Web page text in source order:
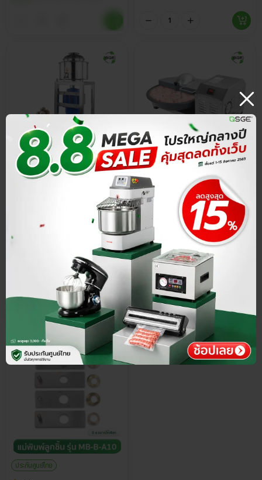
ประกันศูนย์ไทย
ส่วนลด 15%
เครื่องสับผสม เครื่องสับหมู
อุตสาหกรรม โถผสม 18, 24 ซม.
สแตนเลส 304 บดสับละเอียด
ผสมเนื้อเป็นอีมัลชั่น เนียนเด้ง
฿
ประกันศูนย์ไทย
ส่วนลด 15%
4.8
เครื่องสับผสม เครื่องสับหมู
อุตสาหกรรม โถสับแบบกระทะ 5
ลิตร รุ่น ใบมีด 2 แฉก แปรรูป
วัตถุดิบได้สูงสุด 2 กก./รอบ
฿16,065.00
฿18,900.00
พรีออเดอร์
ประกันศูนย์ไทย